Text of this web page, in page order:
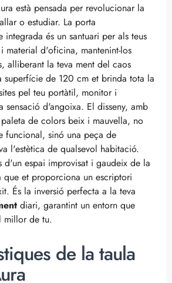
està pensada per revolucionar la
o estudiar. La porta
integrada és un santuari per als teus
material d'oficina, mantenint-los
alliberant la teva ment del caos
superfície de 120 cm et brinda tota la
pel teu portàtil, monitor i
sensació d'angoixa. El disseny, amb
de colors beix i mauvella, no
funcional, sinó una peça de
l'estètica de qualsevol habitació.
espai improvisat i gaudeix de la
et proporciona un escriptori
És la inversió perfecta a la teva
diari, garantint un entorn que
millor de tu.
de la taula